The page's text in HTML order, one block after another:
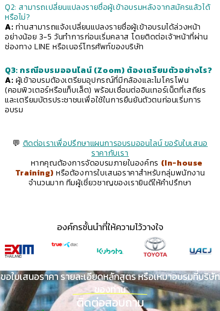
Q2: สามารถเปลี่ยนแปลงรายชื่อผู้เข้าอบรมหลังจากสมัครแล้วได้
หรือไม่?
A: ท่านสามารถแจ้งเปลี่ยนแปลงรายชื่อผู้เข้าอบรมได้ล่วงหน้า
อย่างน้อย 3-5 วันทำการก่อนเริ่มคลาส โดยติดต่อเจ้าหน้าที่ผ่าน
ช่องทาง LINE หรือเบอร์โทรศัพท์ของบริษัท
Q3: กรณีอบรมออนไลน์ (Zoom) ต้องเตรียมตัวอย่างไร?
A: ผู้เข้าอบรมต้องเตรียมอุปกรณ์ที่มีกล้องและไมโครโฟน
(คอมพิวเตอร์หรือแท็บเล็ต) พร้อมเชื่อมต่ออินเทอร์เน็ตที่เสถียร
และเตรียมบัตรประชาชนเพื่อใช้ในการยืนยันตัวตนก่อนเริ่มการ
อบรม
💬 ติดต่อเราเพื่อปรึกษาแผนการอบรมออนไลน์ ขอรับใบเสนอ
ราคากับเรา
หากคุณต้องการจัดอบรมภายในองค์กร (In-house
Training) หรือต้องการใบเสนอราคาสำหรับกลุ่มพนักงาน
จำนวนมาก ทีมผู้เชี่ยวชาญของเรายินดีให้คำปรึกษา
องค์กรชั้นนำที่ให้ความไว้วางใจ
ขอใบเสนอราคา รายละเอียดหลักสูตร หรือเหมาอบรมที่บริษัท
ของท่าน
ติดต่อสอบถาม